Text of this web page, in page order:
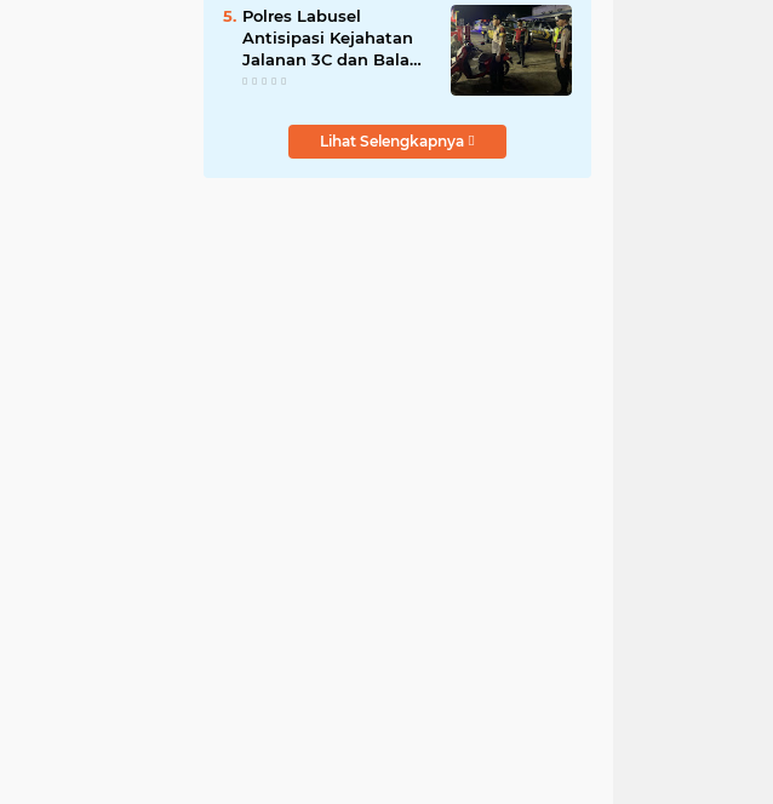
Minta Kasus
Dilanjutkan
Polres Labusel
Antisipasi Kejahatan
Jalanan 3C dan Balap
Liar
Lihat Selengkapnya